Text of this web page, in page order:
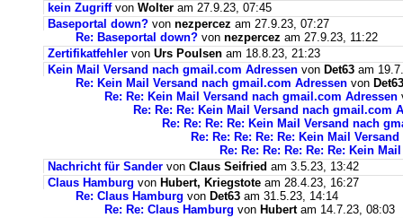
kein Zugriffvon Wolter am 27.9.23, 07:45
Baseportal down? von nezpercez am 27.9.23, 07:27
Re: Baseportal down? von nezpercez am 27.9.23, 11:22
Zertifikatfehler von Urs Poulsen am 18.8.23, 21:23
Kein Mail Versand nach gmail.com Adressen von Det63 am
Re: Kein Mail Versand nach gmail.com Adressen von Det63
Re: Re: Kein Mail Versand nach gmail.com Adressen
Re: Re: Re: Kein Mail Versand nach gmail.com
Re: Re: Re: Re: Kein Mail Versand nach
Re: Re: Re: Re: Re: Kein Mail
Re: Re: Re: Re: Re: Re: Kein
Nachricht für Sander von Claus Seifried am 3.5.23, 13:42
Claus Hamburg von Hubert, Kriegstote am 28.4.23, 16:27
Re: Claus Hamburg von Det63 am 31.5.23, 14:14
Re: Re: Claus Hamburg von Hubertam 14.7.23, 08:03